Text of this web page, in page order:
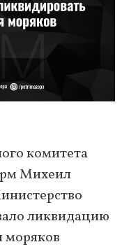
комитета
Михеил
ликвидацию